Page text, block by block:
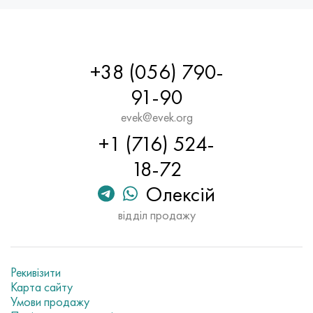
+38 (056) 790-
91-90
evek@evek.org
+1 (716) 524-
18-72
Олексій
відділ продажу
Рекивізити
Карта сайту
Умови продажу